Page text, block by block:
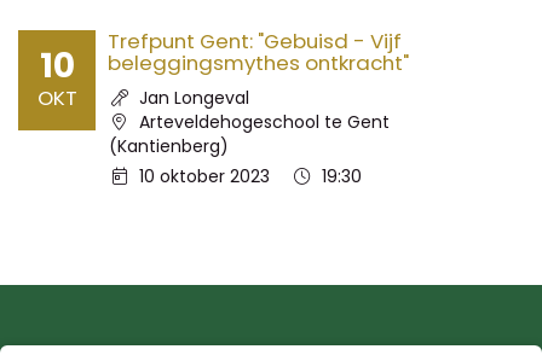
10
OKT
Trefpunt Gent: "Gebuisd - Vijf
beleggingsmythes ontkracht"
Spreker:
Jan Longeval
Locatie:
Arteveldehogeschool te Gent
(Kantienberg)
Datum:
10 oktober 2023 Tijd:
19:30